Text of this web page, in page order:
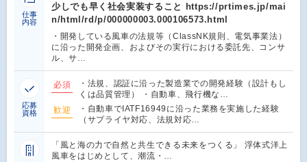
仕事
内容
少しでも早く社会実装すること https://prtimes.jp/mai
n/html/rd/p/000000003.000106573.html
・開発している風車の法規等（ClassNK規則、電気事業法）
に沿った開発企画、およびその実行における委託先、コンサ
ル、サ…
応募
資格
必須
・法規、認証に沿った製造業での開発経験（設計もし
くは品質管理） ・自動車、飛行機な…
歓迎
・自動車でIATF16949に沿った業務を実施した経験
（サプライヤ対応、法規対応…
「風と海の力で自然と共生できる未来をつくる」 浮体式洋上
風車をはじめとして、潮流・…